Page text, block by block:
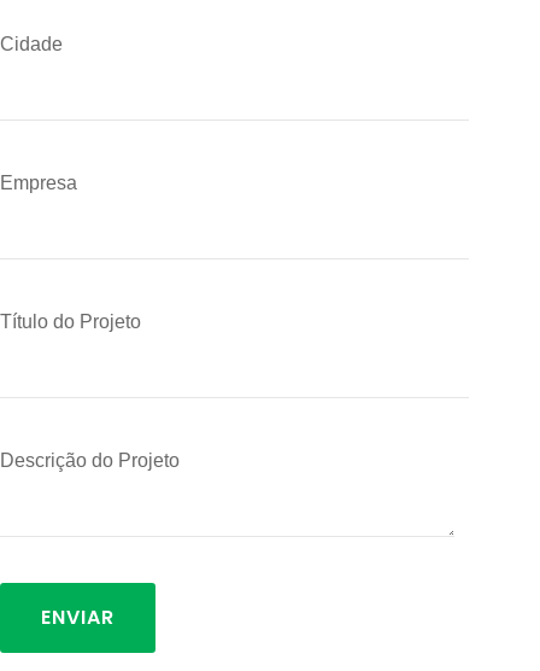
Cidade
Empresa
Título do Projeto
Descrição do Projeto